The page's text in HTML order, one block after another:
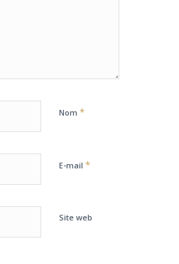
Nom *
E-mail *
Site web